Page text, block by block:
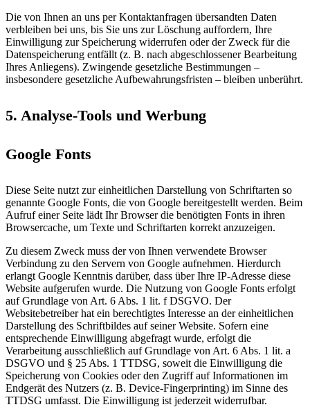
Die von Ihnen an uns per Kontaktanfragen übersandten Daten
verbleiben bei uns, bis Sie uns zur Löschung auffordern, Ihre
Einwilligung zur Speicherung widerrufen oder der Zweck für die
Datenspeicherung entfällt (z. B. nach abgeschlossener Bearbeitung
Ihres Anliegens). Zwingende gesetzliche Bestimmungen –
insbesondere gesetzliche Aufbewahrungsfristen – bleiben unberührt.
5. Analyse-Tools und Werbung
Google Fonts
Diese Seite nutzt zur einheitlichen Darstellung von Schriftarten so
genannte Google Fonts, die von Google bereitgestellt werden. Beim
Aufruf einer Seite lädt Ihr Browser die benötigten Fonts in ihren
Browsercache, um Texte und Schriftarten korrekt anzuzeigen.
Zu diesem Zweck muss der von Ihnen verwendete Browser
Verbindung zu den Servern von Google aufnehmen. Hierdurch
erlangt Google Kenntnis darüber, dass über Ihre IP-Adresse diese
Website aufgerufen wurde. Die Nutzung von Google Fonts erfolgt
auf Grundlage von Art. 6 Abs. 1 lit. f DSGVO. Der
Websitebetreiber hat ein berechtigtes Interesse an der einheitlichen
Darstellung des Schriftbildes auf seiner Website. Sofern eine
entsprechende Einwilligung abgefragt wurde, erfolgt die
Verarbeitung ausschließlich auf Grundlage von Art. 6 Abs. 1 lit. a
DSGVO und § 25 Abs. 1 TTDSG, soweit die Einwilligung die
Speicherung von Cookies oder den Zugriff auf Informationen im
Endgerät des Nutzers (z. B. Device-Fingerprinting) im Sinne des
TTDSG umfasst. Die Einwilligung ist jederzeit widerrufbar.